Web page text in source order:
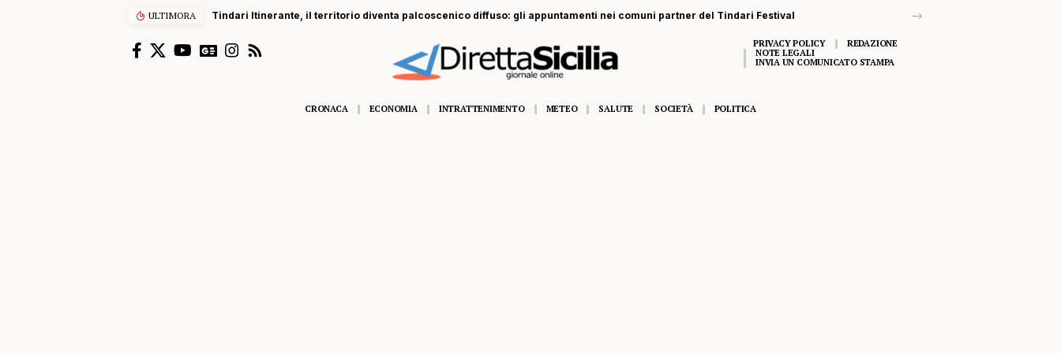
ULTIMORA Tindari Itinerante, il territorio diventa palcoscenico diffuso: gli appuntamenti nei comuni partner del Tindari Festival
PRIVACY POLICY
REDAZIONE
NOTE LEGALI
INVIA UN COMUNICATO STAMPA
CRONACA ECONOMIA INTRATTENIMENTO METEO SALUTE SOCIETÀ POLITICA